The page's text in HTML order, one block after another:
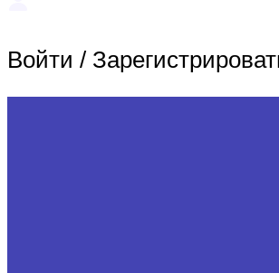
Войти /